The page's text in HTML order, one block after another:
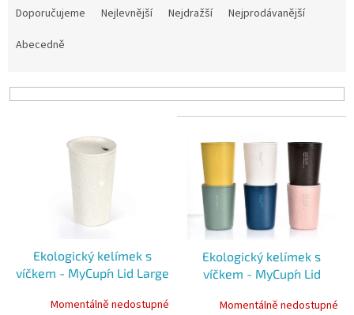
p
Doporučujeme Nejlevnější Nejdražší
Nejprodávanější
Abecedně
Ekologický kelímek s
víčkem - MyCup´n Lid Large
Momentálně nedostupné
Ekologický kelímek s
víčkem - MyCup´n Lid
Momentálně nedostupné